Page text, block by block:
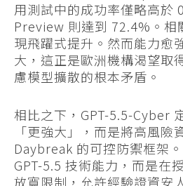
用測試中的成功率僅略高於
Preview 則達到 72.4%。相
現飛躍式提升。然而能力愈
大，這正是歐洲機構渴望取
慮模型擴散的根本矛盾。
相比之下，GPT-5.5-Cyber
「更強大」，而是將高風險
Daybreak 的可控防禦框架
GPT-5.5 技術能力，而是在
放寬限制，允許經驗證資安